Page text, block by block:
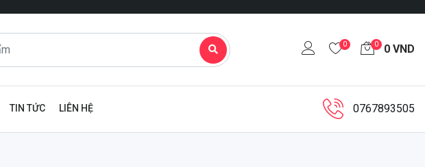
0 0 0 VND
TIN TỨC LIÊN HỆ 0767893505